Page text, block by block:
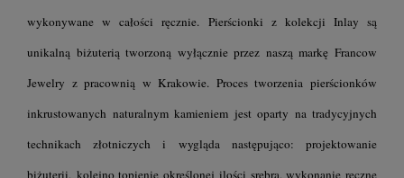
wykonywane w całości ręcznie. Pierścionki z kolekcji Inlay są
unikalną biżuterią tworzoną wyłącznie przez naszą markę Francow
Jewelry z pracownią w Krakowie. Proces tworzenia pierścionków
inkrustowanych naturalnym kamieniem jest oparty na tradycyjnych
technikach złotniczych i wygląda następująco: projektowanie
biżuterii, kolejno topienie określonej ilości srebra, wykonanie ręczne